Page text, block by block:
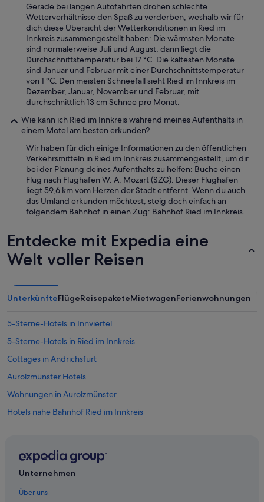
Gerade bei langen Autofahrten drohen schlechte
Wetterverhältnisse den Spaß zu verderben, weshalb wir für
dich diese Übersicht der Wetterkonditionen in Ried im
Innkreis zusammengestellt haben: Die wärmsten Monate
sind normalerweise Juli und August, dann liegt die
Durchschnittstemperatur bei 17 °C. Die kältesten Monate
sind Januar und Februar mit einer Durchschnittstemperatur
von 1 °C. Den meisten Schneefall sieht Ried im Innkreis im
Dezember, Januar, November und Februar, mit
durchschnittlich 13 cm Schnee pro Monat.
Wie kann ich Ried im Innkreis während meines Aufenthalts in
einem Motel am besten erkunden?
Wir haben für dich einige Informationen zu den öffentlichen
Verkehrsmitteln in Ried im Innkreis zusammengestellt, um dir
bei der Planung deines Aufenthalts zu helfen: Buche einen
Flug nach Flughafen W. A. Mozart (SZG). Dieser Flughafen
liegt 59,6 km vom Herzen der Stadt entfernt. Wenn du auch
das Umland erkunden möchtest, steig doch einfach an
folgendem Bahnhof in einen Zug: Bahnhof Ried im Innkreis.
Entdecke mit Expedia eine
Welt voller Reisen
UnterkünfteFlügeReisepaketeMietwagenFerienwohnungen
5-Sterne-Hotels in Innviertel
5-Sterne-Hotels in Ried im Innkreis
Cottages in Andrichsfurt
Aurolzmünster Hotels
Wohnungen in Aurolzmünster
Hotels nahe Bahnhof Ried im Innkreis
Villen in Bezirk Ried im Innkreis
Unternehmen
Über uns